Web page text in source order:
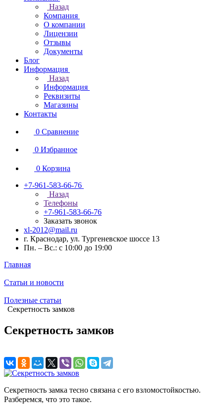
Назад
Компания
О компании
Лицензии
Отзывы
Документы
Блог
Информация
Назад
Информация
Реквизиты
Магазины
Контакты
0 Сравнение
0 Избранное
0 Корзина
+7-961-583-66-76
Назад
Телефоны
+7-961-583-66-76
Заказать звонок
xl-2012@mail.ru
г. Краснодар, ул. Тургеневское шоссе 13
Пн. – Вс.: с 10:00 до 19:00
Главная
Статьи и новости
Полезные статьи
Секретность замков
Секретность замков
Секретность замка тесно связана с его взломостойкостью.
Разберемся, что это такое.⠀